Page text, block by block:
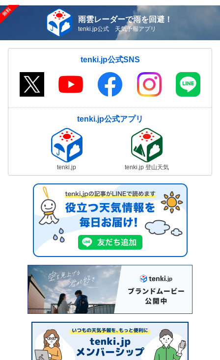
雨雲レーダーで雨を回避！
tenki.jp公式 天気予報アプリ
tenki.jp公式SNS
tenki.jp公式アプリ
tenki.jp tenki.jp 登山天気